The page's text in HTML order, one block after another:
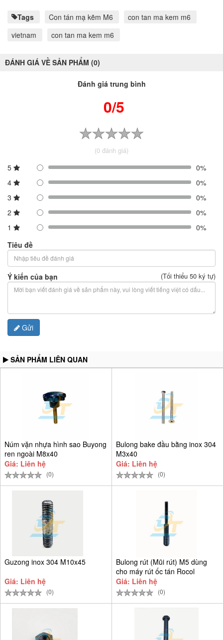
Tags Con tán mạ kẽm M6
con tan ma kem m6
vietnam
con tan ma kem m6
ĐÁNH GIÁ VỀ SẢN PHẨM (0)
Đánh giá trung bình
0/5
(0 đánh giá)
5
0%
4
0%
3
0%
2
0%
1
0%
Tiêu đề
Ý kiến của bạn (Tối thiểu 50 ký tự)
Gửi
SẢN PHẨM LIÊN QUAN
Núm vặn nhựa hình sao Buyong
ren ngoài M8x40
Giá: Liên hệ
(0)
Bulong bake đầu bằng inox 304
M3x40
Giá: Liên hệ
(0)
Guzong inox 304 M10x45
Giá: Liên hệ
(0)
Bulong rút (Mũi rút) M5 dùng
cho máy rút ốc tán Rocol
Giá: Liên hệ
(0)